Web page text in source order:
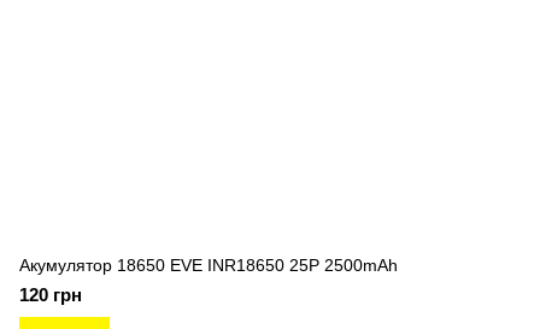
Акумулятор 18650 EVE INR18650 25P 2500mAh
120 грн